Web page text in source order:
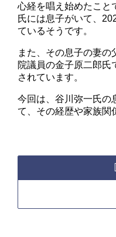
心経を唱え始めたこと
氏には息子がいて、
ているそうです。
また、その息子の妻の
院議員の金子原二郎氏
されています。
今回は、谷川弥一氏の
て、その経歴や家族関